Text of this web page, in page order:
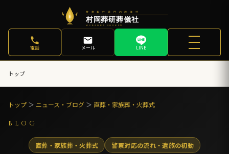
電話 メール LINE
トップ
トップ ＞ ニュース・ブログ ＞ 直葬・家族葬・火葬式
BLOG
直葬・家族葬・火葬式 警察対応の流れ・遺族の初動